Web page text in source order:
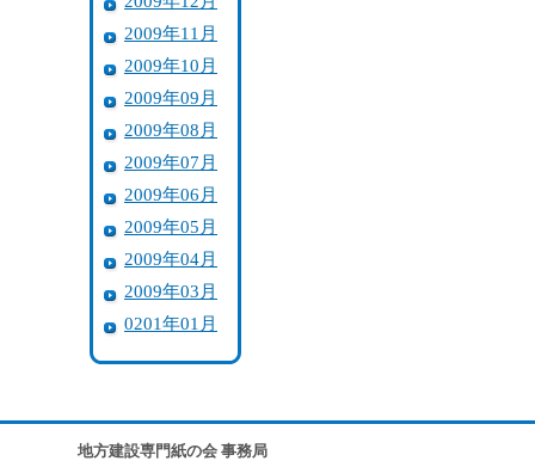
2009年11月
2009年10月
2009年09月
2009年08月
2009年07月
2009年06月
2009年05月
2009年04月
2009年03月
0201年01月
地方建設専門紙の会 事務局